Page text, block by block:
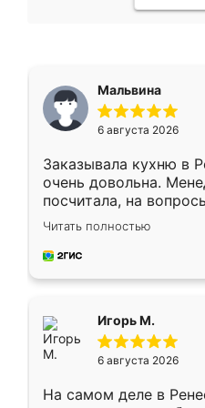
Мальвина
6 августа 2026
Заказывала кухню в
очень довольна.
посчитала, на
Замерщик приехал в
делу со всей
за день, ребята
Читать полностью
Игорь М.
6 августа 2026
На самом деле в